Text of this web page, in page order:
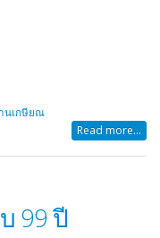
นเกษียณ
Read more...
99 ปี